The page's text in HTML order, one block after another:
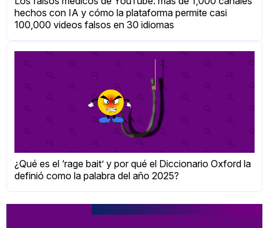
hechos con IA y cómo la plataforma permite casi
100,000 videos falsos en 30 idiomas
¿Qué es el ‘rage bait’ y por qué el Diccionario Oxford la
definió como la palabra del año 2025?